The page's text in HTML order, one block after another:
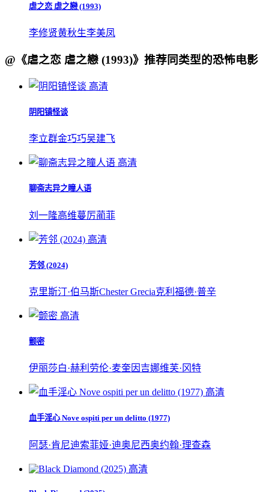
虐之恋 虐之戀 (1993)
李修贤黄秋生李美凤
@《虐之恋 虐之戀 (1993)》推荐同类型的恐怖电影
高清
阴阳镇怪谈
李立群金巧巧吴建飞
高清
聊斋志异之瞳人语
刘一隆高维蔓厉蔺菲
高清
芳邻 (2024)
克里斯汀·伯马斯Chester Grecia克利福德·普辛
高清
颤密
伊丽莎白·赫利 劳伦·麦奎因 吉娜维芙·冈特
高清
血手淫心 Nove ospiti per un delitto (1977)
阿瑟·肯尼迪索菲娅·迪奥尼西奥约翰·理查森
高清